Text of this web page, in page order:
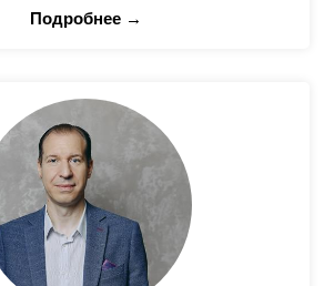
Подробнее →